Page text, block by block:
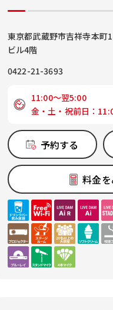
東京都武蔵野市吉祥寺本町
ビル4階
0422-21-3693
11:00～翌5:00
金・土・祝前日：
予約する
料金